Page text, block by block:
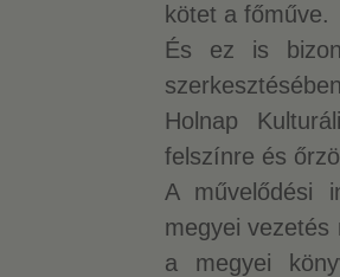
kötet a főműve.
És ez is
Holnap
felszínre és
A művelődési
megyei vezetés
a megyei